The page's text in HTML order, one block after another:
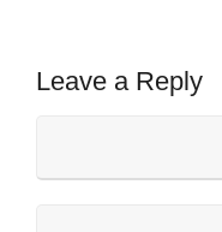
Leave a Reply